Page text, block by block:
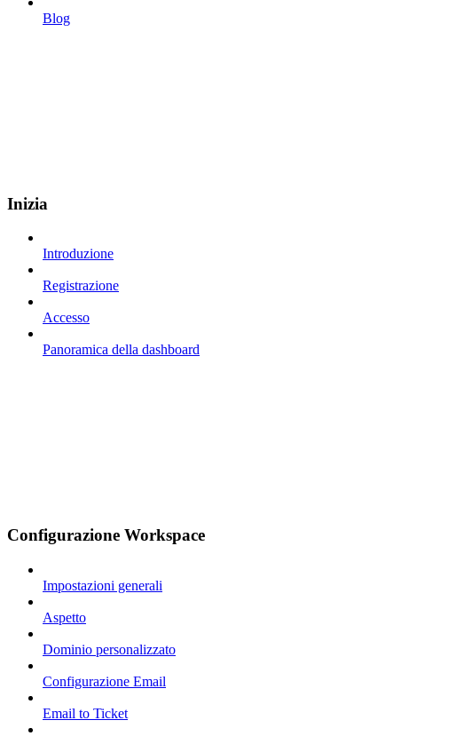
Blog
Inizia
Introduzione
Registrazione
Accesso
Panoramica della dashboard
Configurazione Workspace
Impostazioni generali
Aspetto
Dominio personalizzato
Configurazione Email
Email to Ticket